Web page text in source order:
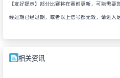
【友好提示】部分比赛将在赛前更新，可能需
经过期已经过期，或者以上信号都无效，请进入
相关资讯